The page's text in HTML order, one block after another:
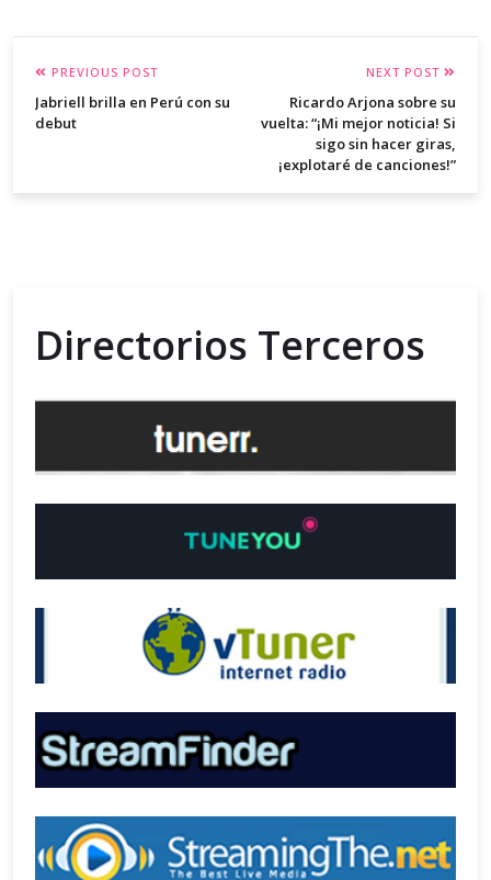
PREVIOUS POST
Jabriell brilla en Perú con su
debut
NEXT POST
Ricardo Arjona sobre su
vuelta: “¡Mi mejor noticia! Si
sigo sin hacer giras,
¡explotaré de canciones!”
Directorios Terceros